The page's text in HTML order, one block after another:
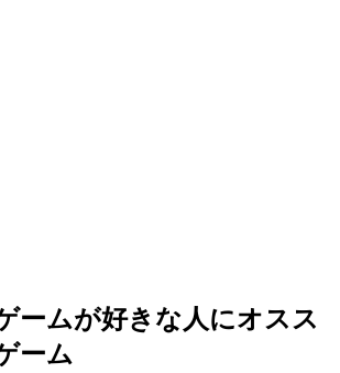
ームが好きな人にオスス
ーム